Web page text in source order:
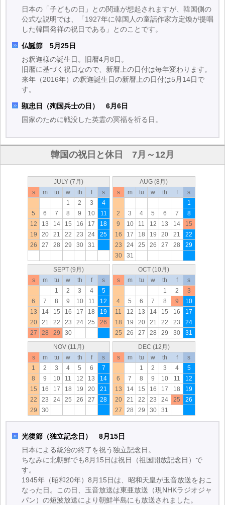
日本の「子どもの日」との関連が想起されますが、韓国側の
公式な説明では、「1927年に韓国人の童話作家方定煥が提唱
した韓国発祥の祝日である」とのことです。
仏誕節 5月25日
お釈迦様の誕生日。旧暦4月8日。
旧暦に基づく祝日なので、新暦上の日付は毎年変わります。
来年（2016年）の釈迦誕生日の新暦上の日付は5月14日で
す。
顕忠日（殉国兵士の日） 6月6日
国家のために戦没した英霊の冥福を祈る日。
韓国の祝日と休日 7月～12月
JULY (7月)
s
m tu w th f
s
1
2 3
4
5
6 7 8 9 10
11
12
13 14 15 16 17
18
19
20 21 22 23 24
25
26
27 28 29 30 31
AUG (8月)
s
m tu w th f
s
1
2
3 4 5 6 7
8
9
10 11 12 13 14
15
16
17 18 19 20 21
22
23
24 25 26 27 28
29
30
31
SEPT (9月)
s
m tu w th f
s
1
2 3 4
5
6
7 8 9 10 11
12
13
14 15 16 17 18
19
20
21 22 23 24 25
26
27
28 29 30
OCT (10月)
s
m tu w th f
s
1
2
3
4
5 6 7 8 9
10
11
12 13 14 15 16
17
18
19 20 21 22 23
24
25
26 27 28 29 30
31
NOV (11月)
s
m tu w th f
s
1
2 3 4 5 6
7
8
9 10 11 12 13
14
15
16 17 18 19 20
21
22
23 24 25 26 27
28
29
30
DEC (12月)
s
m tu w th f
s
1
2 3 4
5
6
7 8 9 10 11
12
13
14 15 16 17 18
19
20
21 22 23 24 25
26
27
28 29 30 31
光復節（独立記念日） 8月15日
日本による統治の終了を祝う独立記念日。
ちなみに北朝鮮でも8月15日は祝日（祖国開放記念日）で
す。
1945年（昭和20年）8月15日は、昭和天皇が玉音放送をおこ
なった日。この日、玉音放送は東亜放送（現NHKラジオジャ
パン）の短波放送により朝鮮半島にも放送されました。